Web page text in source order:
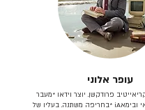
עופר אלוני
פרודקשן. יוצר וידאו *מעבר
לבינתו, תסריטאי וב​ימאiA‎ *בחריפה משתנה. בעליו של